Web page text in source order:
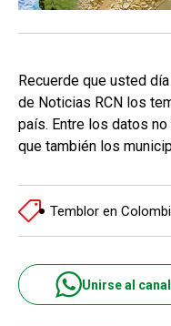
Recuerde que usted
de Noticias RCN los
país. Entre los datos
que también los
Temblor en
Unirse al